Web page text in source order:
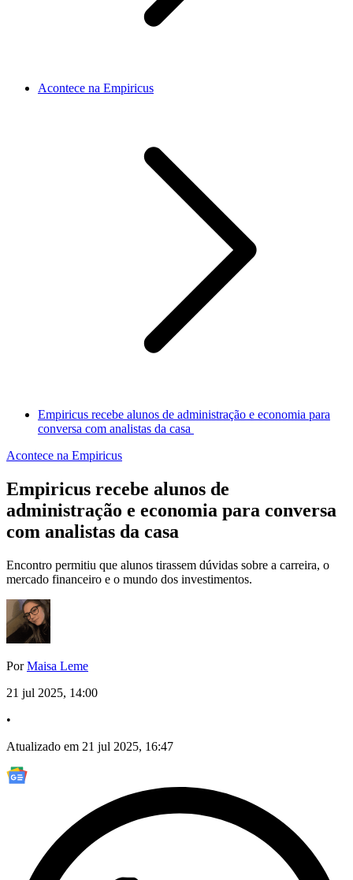
Acontece na Empiricus
Empiricus recebe alunos de administração e economia para
conversa com analistas da casa
Acontece na Empiricus
Empiricus recebe alunos de
administração e economia para conversa
com analistas da casa
Encontro permitiu que alunos tirassem dúvidas sobre a carreira, o
mercado financeiro e o mundo dos investimentos.
PorMaisa Leme
21 jul 2025, 14:00
•
Atualizado em 21 jul 2025, 16:47